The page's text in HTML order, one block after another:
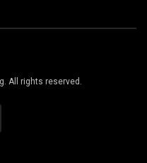
All rights reserved.